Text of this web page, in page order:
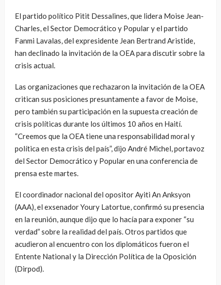
El partido político Pitit Dessalines, que lidera Moise Jean-
Charles, el Sector Democrático y Popular y el partido
Fanmi Lavalas, del expresidente Jean Bertrand Aristide,
han declinado la invitación de la OEA para discutir sobre la
crisis actual.
Las organizaciones que rechazaron la invitación de la OEA
critican sus posiciones presuntamente a favor de Moise,
pero también su participación en la supuesta creación de
crisis políticas durante los últimos 10 años en Haití.
“Creemos que la OEA tiene una responsabilidad moral y
política en esta crisis del país”, dijo André Michel, portavoz
del Sector Democrático y Popular en una conferencia de
prensa este martes.
El coordinador nacional del opositor Ayiti An Anksyon
(AAA), el exsenador Youry Latortue, confirmó su presencia
en la reunión, aunque dijo que lo hacía para exponer “su
verdad” sobre la realidad del país. Otros partidos que
acudieron al encuentro con los diplomáticos fueron el
Entente National y la Dirección Política de la Oposición
(Dirpod).